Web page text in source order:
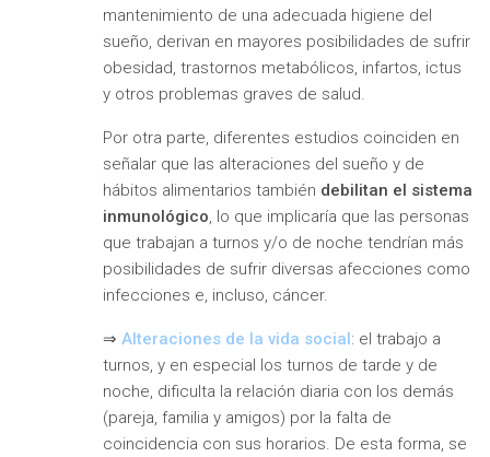
mantenimiento de una adecuada higiene del
sueño, derivan en mayores posibilidades de sufrir
obesidad, trastornos metabólicos, infartos, ictus
y otros problemas graves de salud.
Por otra parte, diferentes estudios coinciden en
señalar que las alteraciones del sueño y de
hábitos alimentarios también debilitan el sistema
inmunológico, lo que implicaría que las personas
que trabajan a turnos y/o de noche tendrían más
posibilidades de sufrir diversas afecciones como
infecciones e, incluso, cáncer.
⇒ Alteraciones de la vida social: el trabajo a
turnos, y en especial los turnos de tarde y de
noche, dificulta la relación diaria con los demás
(pareja, familia y amigos) por la falta de
coincidencia con sus horarios. De esta forma, se